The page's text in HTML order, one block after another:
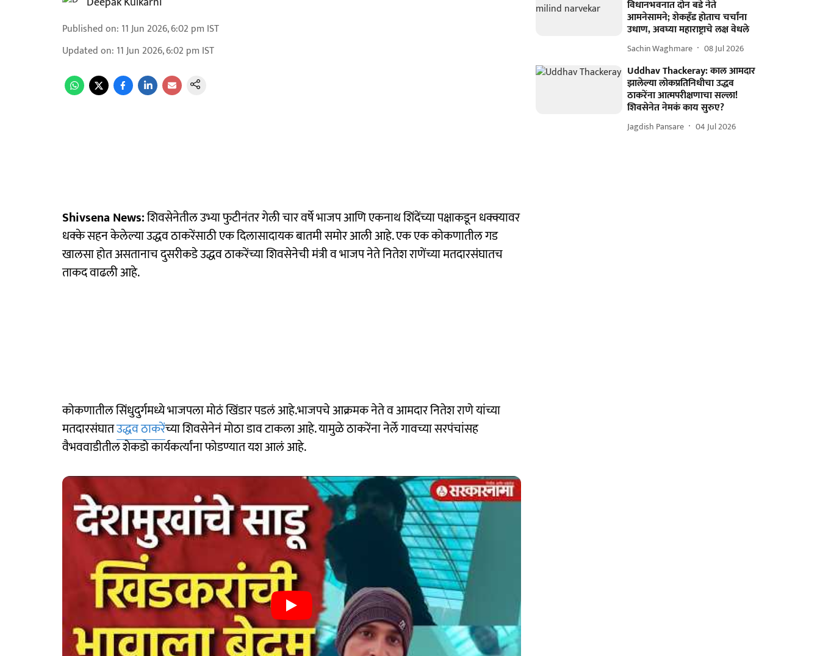
Published on: 11 Jun 2026, 6:02 pm IST
Updated on: 11 Jun 2026, 6:02 pm IST
Shivsena News:शिवसेनेतील उभ्या फुटीनंतर गेली चार वर्षे भाजप आणि एकनाथ शिंदेंच्या पक्षाकडून धक्क्यावर
धक्के सहन केलेल्या उद्धव ठाकरेंसाठी एक दिलासादायक बातमी समोर आली आहे. एक एक कोकणातील गड
खालसा होत असतानाच दुसरीकडे उद्धव ठाकरेंच्या शिवसेनेची मंत्री व भाजप नेते नितेश राणेंच्या मतदारसंघातच
ताकद वाढली आहे.
कोकणातील सिंधुदुर्गमध्ये भाजपला मोठं खिंडार पडलं आहे.भाजपचे आक्रमक नेते व आमदार नितेश राणे यांच्या
मतदारसंघातउद्धव ठाकरेंच्या शिवसेनेनं मोठा डाव टाकला आहे. यामुळे ठाकरेंना नेर्ले गावच्या सरपंचांसह
वैभववाडीतील शेकडो कार्यकर्त्यांना फोडण्यात यश आलं आहे.
विधानभवनात दोन बडे नेते
आमनेसामने; शेकहँड होताच चर्चांना
उधाण, अवघ्या महाराष्ट्राचे लक्ष वेधले
Sachin Waghmare 08 Jul 2026
Uddhav Thackeray: काल आमदार
झालेल्या लोकप्रतिनिधीचा उद्धव
ठाकरेंना आत्मपरीक्षणाचा सल्ला!
शिवसेनेत नेमकं काय सुरुए?
Jagdish Pansare 04 Jul 2026